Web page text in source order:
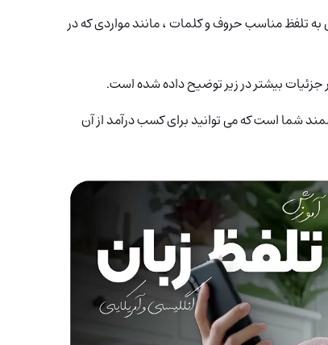
به تلفظ مناسب حروف و کلمات ، مانند مواردی که در
جزئیات بیشتر در زیر توضیح داده شده است.
شما است که می توانید برای کسب درآمد از آن